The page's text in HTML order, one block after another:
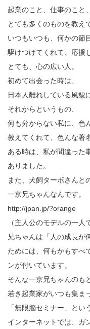
起業のこと、仕事のこと
とても多くのものを教え
いつもいつも、何かの節
駆けつけてくれて、応援
とても、心の広い人。
初めて出会った時は、
日本人離れしている風貌
それからというもの、
何も分からない私に、色
教えてくれて、色んな著
ある時は、私が間違った
ありました。
また、犬飼ターボさんと
一京兄ちゃんなんです。
http://jpan.jp/?orange
（主人公のモデルの一人
兄ちゃんは「人の成長が
ためには、何もかもすべ
ンが付いています。
そんな一京兄ちゃんのも
若き起業家がいつも集ま
「無限脳セミナー」とい
インターネットでは、ガ